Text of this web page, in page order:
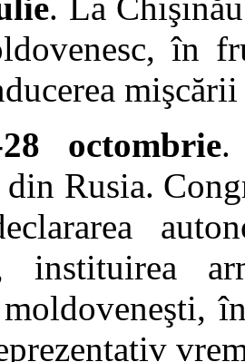
în
octombrie.
Rusia.
instituirea